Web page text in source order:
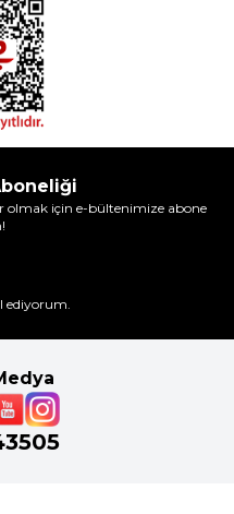
olmak için e-bültenimize abone
ediyorum.